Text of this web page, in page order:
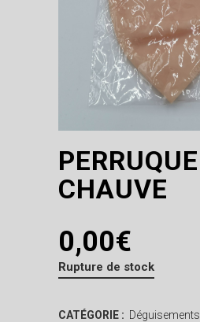
PERRUQUE
CHAUVE
0,00€
Rupture de stock
CATÉGORIE : Déguisements